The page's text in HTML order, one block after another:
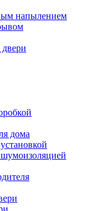
напылением
дома